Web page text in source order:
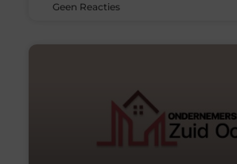
Geen Reacties